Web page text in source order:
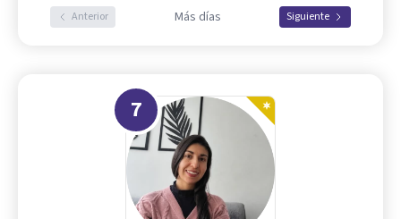
Anterior Más días Siguiente
7